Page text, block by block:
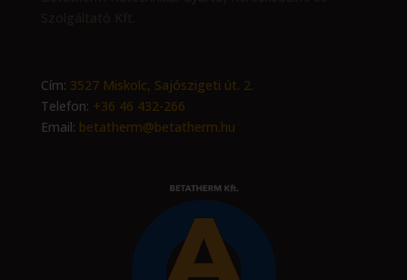
Cím: 3527 Miskolc, Sajószigeti út. 2.
Telefon: +36 46 432-266
Email: betatherm@betatherm.hu